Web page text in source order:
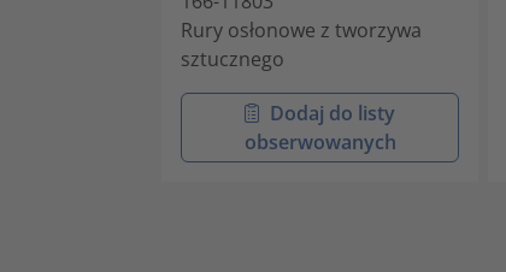
Rury osłonowe z tworzywa
sztucznego
Dodaj do listy
obserwowanych